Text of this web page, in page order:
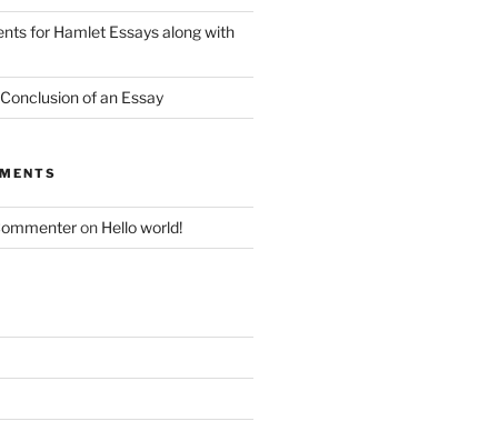
for Hamlet Essays along with
of an Essay
on Hello world!